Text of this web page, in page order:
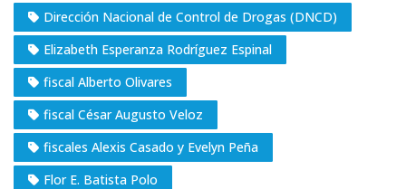
Dirección Nacional de Control de Drogas (DNCD)
Elizabeth Esperanza Rodríguez Espinal
fiscal Alberto Olivares
fiscal César Augusto Veloz
fiscales Alexis Casado y Evelyn Peña
Flor E. Batista Polo